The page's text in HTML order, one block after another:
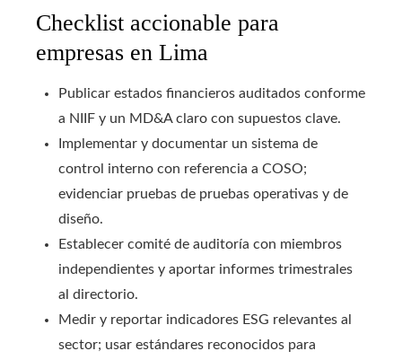
Checklist accionable para
empresas en Lima
Publicar estados financieros auditados conforme
a NIIF y un MD&A claro con supuestos clave.
Implementar y documentar un sistema de
control interno con referencia a COSO;
evidenciar pruebas de pruebas operativas y de
diseño.
Establecer comité de auditoría con miembros
independientes y aportar informes trimestrales
al directorio.
Medir y reportar indicadores ESG relevantes al
sector; usar estándares reconocidos para